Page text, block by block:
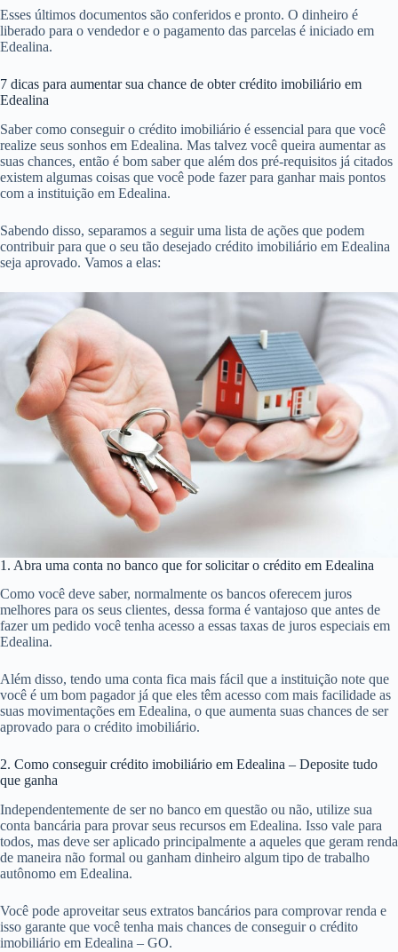
Esses últimos documentos são conferidos e pronto. O dinheiro é
liberado para o vendedor e o pagamento das parcelas é iniciado em
Edealina.
7 dicas para aumentar sua chance de obter crédito imobiliário em
Edealina
Saber como conseguir o crédito imobiliário é essencial para que você
realize seus sonhos em Edealina. Mas talvez você queira aumentar as
suas chances, então é bom saber que além dos pré-requisitos já citados
existem algumas coisas que você pode fazer para ganhar mais pontos
com a instituição em Edealina.
Sabendo disso, separamos a seguir uma lista de ações que podem
contribuir para que o seu tão desejado crédito imobiliário em Edealina
seja aprovado. Vamos a elas:
1. Abra uma conta no banco que for solicitar o crédito em Edealina
Como você deve saber, normalmente os bancos oferecem juros
melhores para os seus clientes, dessa forma é vantajoso que antes de
fazer um pedido você tenha acesso a essas taxas de juros especiais em
Edealina.
Além disso, tendo uma conta fica mais fácil que a instituição note que
você é um bom pagador já que eles têm acesso com mais facilidade as
suas movimentações em Edealina, o que aumenta suas chances de ser
aprovado para o crédito imobiliário.
2. Como conseguir crédito imobiliário em Edealina – Deposite tudo
que ganha
Independentemente de ser no banco em questão ou não, utilize sua
conta bancária para provar seus recursos em Edealina. Isso vale para
todos, mas deve ser aplicado principalmente a aqueles que geram renda
de maneira não formal ou ganham dinheiro algum tipo de trabalho
autônomo em Edealina.
Você pode aproveitar seus extratos bancários para comprovar renda e
isso garante que você tenha mais chances de conseguir o crédito
imobiliário em Edealina – GO.